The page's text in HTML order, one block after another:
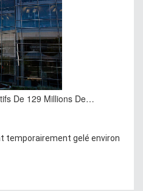
De 129 Millions De…
temporairement gelé environ